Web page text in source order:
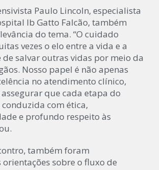
Paulo Lincoln, especialista
Ib Gatto Falcão, também
do tema. “O cuidado
vezes o elo entre a vida e a
salvar outras vidas por meio da
Nosso papel é não apenas
no atendimento clínico,
que cada etapa do
conduzida com ética,
e profundo respeito às
também foram
sobre o fluxo de